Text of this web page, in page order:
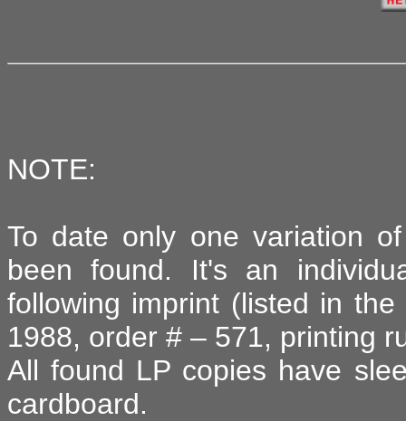
NOTE:
To date only one variation
been found. It's an
following imprint (listed in
1988, order # – 571, printing
All found LP copies have
cardboard.